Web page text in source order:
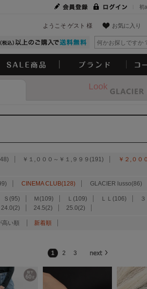
初
お気に入り
ようこそ ゲスト 様
Look
￥１,０００～￥１,９９９(191)
￥２,００
CINEMA CLUB(128) GLACIER lusso(86)
Ｓ(95) Ｍ(109) Ｌ(109) ＬＬ(106)
24.0(2) 24.5(2) 25.0(2)
高い順 新着順
1
2 3